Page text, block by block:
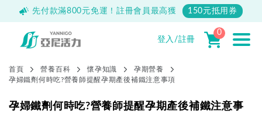
先付款滿800元免運！註冊會員最高獲 150元抵用券
登入/註冊
0
首頁 營養百科 懷孕知識
孕期營養
孕婦鐵劑何時吃?營養師提醒孕期產後補鐵注意事項
孕婦鐵劑何時吃?營養師提醒孕期產後補鐵注意事